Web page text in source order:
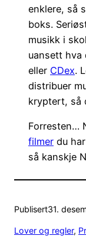
enklere, så
boks.
musikk i
uansett hva
eller CDex.
distribuer
kryptert, så
Forresten…
filmer du
så kanskje
Publisert31.
Lover og regler,